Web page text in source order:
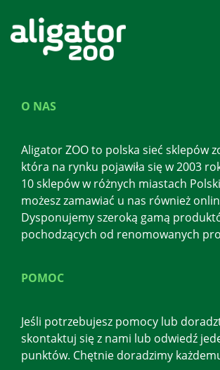
O NAS
Aligator ZOO to polska sieć sklepów
która na rynku pojawiła się w 2003
10 sklepów w różnych miastach
możesz zamawiać u nas również
Dysponujemy szeroką gamą
pochodzących od renomowanych
POMOC
Jeśli potrzebujesz pomocy lub
skontaktuj się z nami lub odwiedź
punktów. Chętnie doradzimy